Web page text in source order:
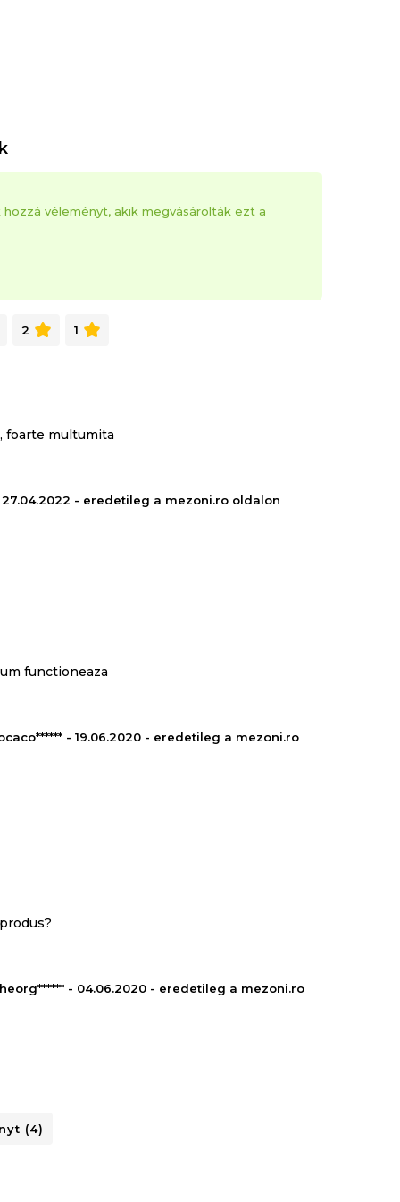
hozzá véleményt, akik megvásárolták ezt a
2 1
foarte multumita
- eredetileg a mezoni.ro oldalon
functioneaza
- 19.06.2020 - eredetileg a mezoni.ro
- 04.06.2020 - eredetileg a mezoni.ro
(4)